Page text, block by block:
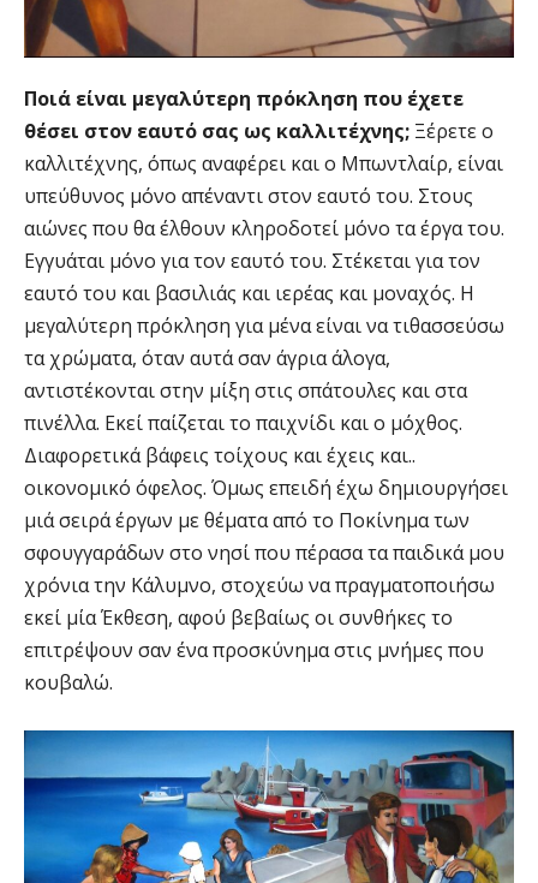
Ποιά είναι μεγαλύτερη πρόκληση που έχετε
θέσει στον εαυτό σας ως καλλιτέχνης; Ξέρετε ο
καλλιτέχνης, όπως αναφέρει και ο Μπωντλαίρ, είναι
υπεύθυνος μόνο απέναντι στον εαυτό του. Στους
αιώνες που θα έλθουν κληροδοτεί μόνο τα έργα του.
Εγγυάται μόνο για τον εαυτό του. Στέκεται για τον
εαυτό του και βασιλιάς και ιερέας και μοναχός. Η
μεγαλύτερη πρόκληση για μένα είναι να τιθασσεύσω
τα χρώματα, όταν αυτά σαν άγρια άλογα,
αντιστέκονται στην μίξη στις σπάτουλες και στα
πινέλλα. Εκεί παίζεται το παιχνίδι και ο μόχθος.
Διαφορετικά βάφεις τοίχους και έχεις και..
οικονομικό όφελος. Όμως επειδή έχω δημιουργήσει
μιά σειρά έργων με θέματα από το Ποκίνημα των
σφουγγαράδων στο νησί που πέρασα τα παιδικά μου
χρόνια την Κάλυμνο, στοχεύω να πραγματοποιήσω
εκεί μία Έκθεση, αφού βεβαίως οι συνθήκες το
επιτρέψουν σαν ένα προσκύνημα στις μνήμες που
κουβαλώ.